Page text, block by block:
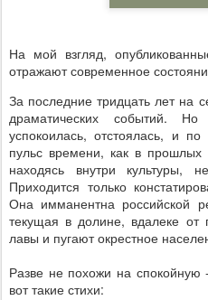
На мой взгляд,
отражают современное
За последние тридцать лет на
драматических событий. Но
успокоилась, отстоялась, и
пульс времени, как в прошлых
находясь внутри культуры,
Приходится только
Она имманентна российской
текущая в долине, вдалеке от
лавы и пугают окрестное
Разве не похожи на
вот такие стихи: